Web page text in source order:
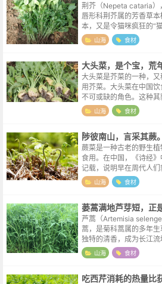
荆芥（Nepeta cataria）
唇形科荆芥属的芳香草
本，又是令猫咪疯狂的“
食文化中扮演着独特角色
芳香植物，且在某些...
山海 食材
大头菜，是个宝，荒
大头菜是芥菜的一种，
用芥菜。大头菜在中国
不可或缺的角色。这种
年代救人性命，又能在太
经沧桑的老者，见证着中
山海 食材
陟彼南山，言采其蕨。
蕨菜是一种古老的野生
食用。在中国，《诗经
记载，说明早在周代人
时代遗址中也发现过蕨菜
古人称其为"山菜之王"，
山海 食材
蒌蒿满地芦芽短，正
芦蒿（Artemisia
蒿，是菊科蒿属的多年
独特的清香，成为长江
地）春季餐桌上的“野菜
第一野蔬”。芦...
山海 食材
吃西芹消耗的热量比